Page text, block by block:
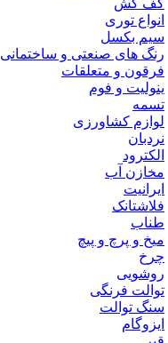
کف کش
انواع توری
سیم بکسل
رنگ های صنعتی و ساختمانی
فرقون و متعلقات
ینولیت و فوم
تسمه
لوازم کشاورزی
نردبان
الکترود
مخازن آب
ایرانیت
فلاشتانک
طناب
میخ و پرچ و پیچ
چرخ
روشویی
توالت فرنگی
سنگ توالت
ایزوگام